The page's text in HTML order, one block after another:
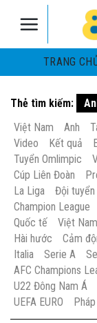
TRANG
Thẻ tìm kiếm:
Việt Nam
Anh
Video
Kết quả
Tuyển Omlimpic
Cúp Liên Đoàn
La Liga
Đội tuyển
Champion League
Quốc tế
Việt Nam
Hài hước
Cảm
Italia
Serie A
AFC Champions
U22 Đông Nam Á
UEFA EURO
Pháp